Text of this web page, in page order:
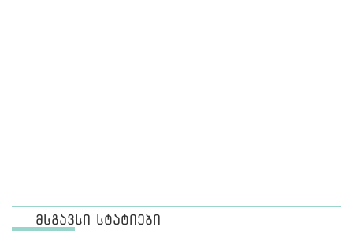
მსგავსი სტატიები